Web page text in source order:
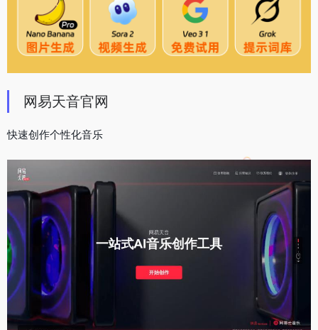
网易天音官网
快速创作个性化音乐